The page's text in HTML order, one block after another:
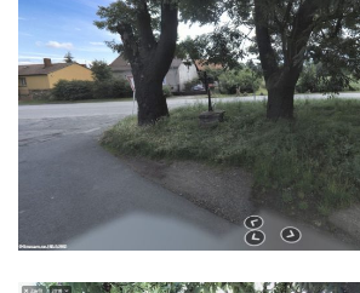
Kříž na návsi v Bukolu
Centrální kříž hřbitova v Hrobčicích
Kříž u silnice z Chouče do Mirošovic
Centrální kříž hřbitova v Chouči
Kříž na rozcestí v Záluží
Kříž v ulici V Zátiší v Dobříni
Boží muka u domu čp. 392 na rohu ulic Na
Hradčanech a Palackého v Roudnici nad